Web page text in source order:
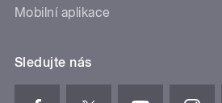
Mobilní aplikace
Sledujte nás